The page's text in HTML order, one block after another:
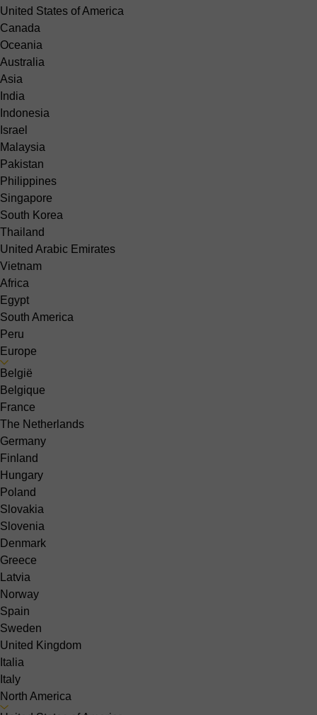
United States of America
Canada
Oceania
Australia
Asia
India
Indonesia
Israel
Malaysia
Pakistan
Philippines
Singapore
South Korea
Thailand
United Arabic Emirates
Vietnam
Africa
Egypt
South America
Peru
Europe
België
Belgique
France
The Netherlands
Germany
Finland
Hungary
Poland
Slovakia
Slovenia
Denmark
Greece
Latvia
Norway
Spain
Sweden
United Kingdom
Italia
Italy
North America